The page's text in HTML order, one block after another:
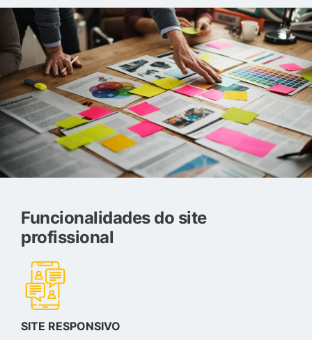
Funcionalidades do site
profissional
SITE RESPONSIVO